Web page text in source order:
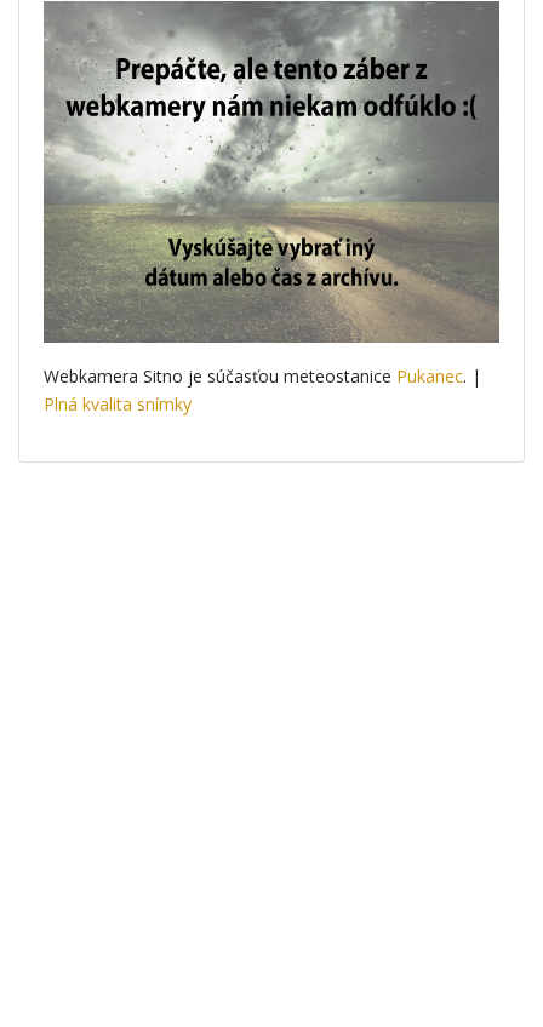
Webkamera Sitno je súčasťou meteostanice Pukanec. |
Plná kvalita snímky